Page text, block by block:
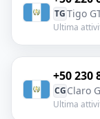
TGTigo
Ultima
+50 230
CGClaro
Ultima